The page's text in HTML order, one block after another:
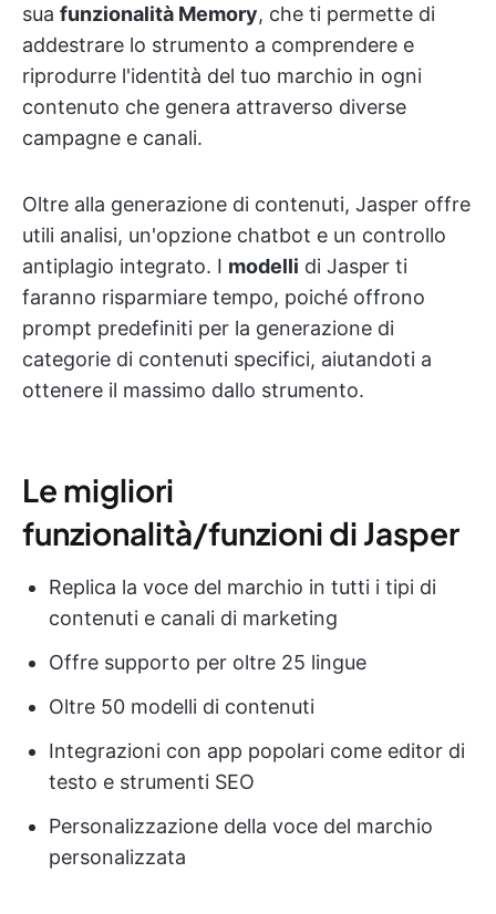
sua funzionalità Memory, che ti permette di
addestrare lo strumento a comprendere e
riprodurre l'identità del tuo marchio in ogni
contenuto che genera attraverso diverse
campagne e canali.
Oltre alla generazione di contenuti, Jasper offre
utili analisi, un'opzione chatbot e un controllo
antiplagio integrato. I modelli di Jasper ti
faranno risparmiare tempo, poiché offrono
prompt predefiniti per la generazione di
categorie di contenuti specifici, aiutandoti a
ottenere il massimo dallo strumento.
Le migliori
funzionalità/funzioni di Jasper
Replica la voce del marchio in tutti i tipi di
contenuti e canali di marketing
Offre supporto per oltre 25 lingue
Oltre 50 modelli di contenuti
Integrazioni con app popolari come editor di
testo e strumenti SEO
Personalizzazione della voce del marchio
personalizzata